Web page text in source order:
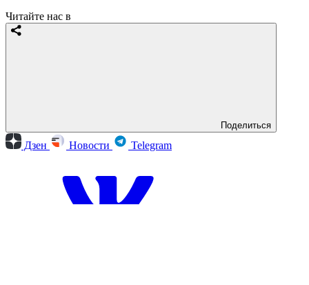
Читайте нас в
Поделиться
Дзен Новости Telegram